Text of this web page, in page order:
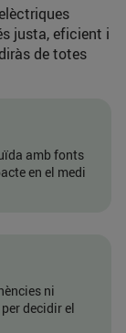
justa, eficient i
de totes
amb fonts
en el medi
ni
decidir el